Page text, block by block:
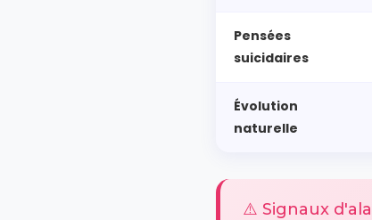
Pensées
suicidaires
Évolution
naturelle
⚠️ Signaux